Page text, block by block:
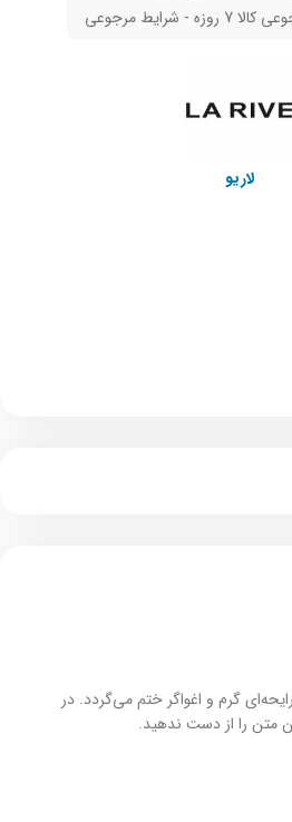
- شرایط مرجوعی
لاریو
گرم و اغواگر ختم می‌گردد. در
متن را از دست ندهید.